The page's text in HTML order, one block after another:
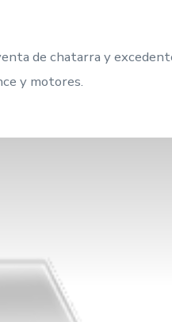
de chatarra y
y motores.